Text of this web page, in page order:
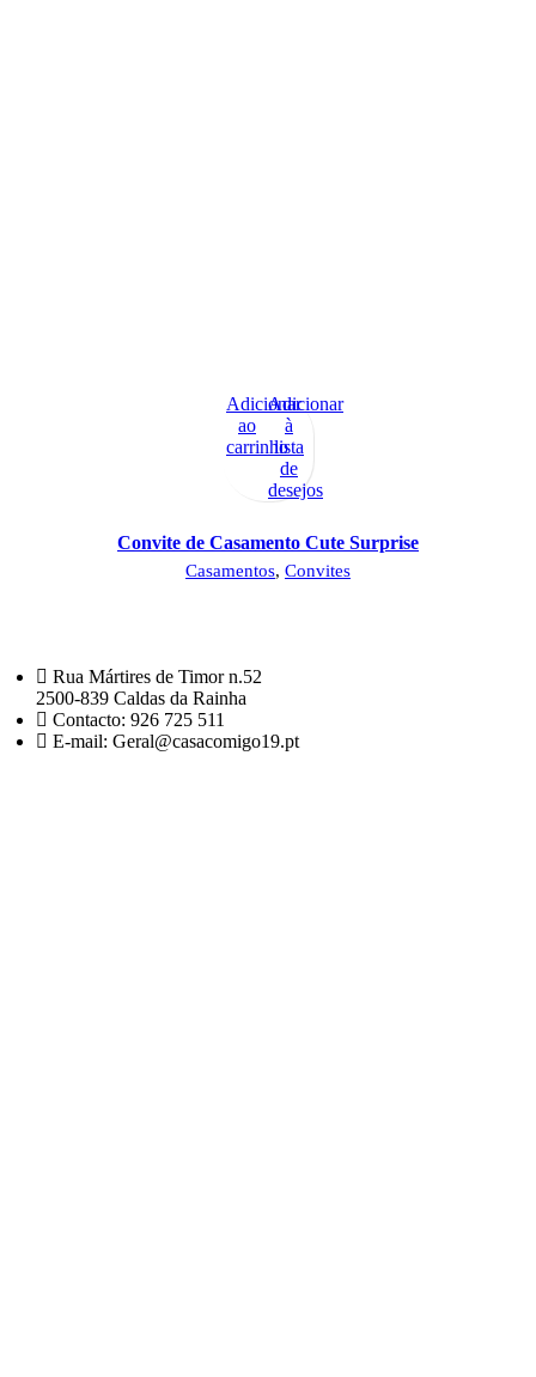
Adicionar
ao
carrinho
Adicionar
à
lista
de
desejos
Convite de Casamento Cute Surprise
Casamentos, Convites
Rua Mártires de Timor n.52
2500-839 Caldas da Rainha
Contacto: 926 725 511
E-mail: Geral@casacomigo19.pt